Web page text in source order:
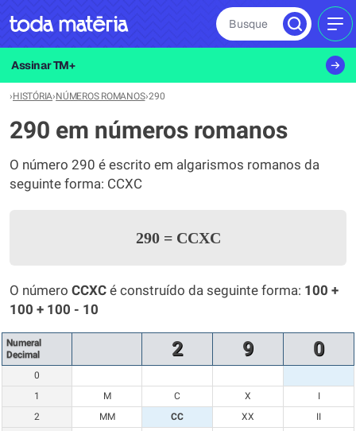
Busque
Assinar TM+
›HISTÓRIA›NÚMEROS ROMANOS›290
290 em números romanos
O número 290 é escrito em algarismos romanos da
seguinte forma: CCXC
290 =CCXC
O número CCXC é construído da seguinte forma: 100 +
100 + 100 - 10
Numeral
Decimal
2 9 0
0
1
M C X
I
2
MM CC XX
II